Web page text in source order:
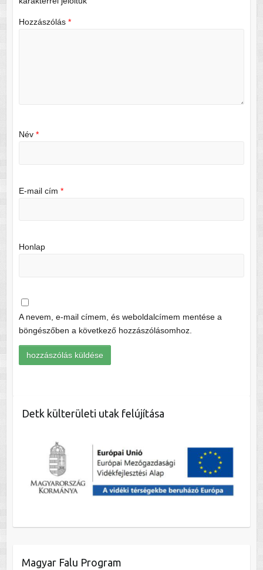
Hozzászólás *
Név *
E-mail cím *
Honlap
A nevem, e-mail címem, és weboldalcímem mentése a
böngészőben a következő hozzászólásomhoz.
Detk külterületi utak felújítása
Magyar Falu Program